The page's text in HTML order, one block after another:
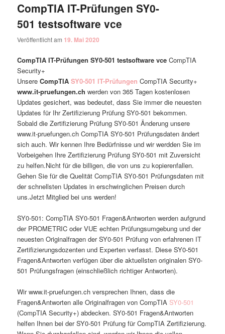
CompTIA IT-Prüfungen SY0-
501 testsoftware vce
Veröffentlicht am 19. Mai 2020
CompTIA IT-Prüfungen SY0-501 testsoftware vce CompTIA
Security+
UnsereCompTIASY0-501 IT-Prüfungen CompTIA Security+
www.it-pruefungen.chwerden von 365 Tagen kostenlosen
Updates gesichert, was bedeutet, dass Sie immer die neuesten
Updates für Ihr Zertifizierung Prüfung SY0-501 bekommen.
Sobald die Zertifizierung Prüfung SY0-501 Änderung unsere
www.it-pruefungen.ch CompTIA SY0-501 Prüfungsdaten ändert
sich auch. Wir kennen Ihre Bedürfnisse und wir werdden Sie im
Vorbeigehen Ihre Zertifizierung Prüfung SY0-501 mit Zuversicht
zu helfen.Nicht für die billigen, die von uns zu kopierenfallen.
Gehen Sie für die Quelität CompTIA SY0-501 Prüfungsdaten mit
der schnellsten Updates in erschwinglichen Preisen durch
uns.Jetzt Mitglied bei uns werden!
SY0-501: CompTIA SY0-501 Fragen&Antworten werden aufgrund
der PROMETRIC oder VUE echten Prüfungsumgebung und der
neuesten Originalfragen der SY0-501 Prüfung von erfahrenen IT
Zertifizierungsdozenten und Experten verfasst. Diese SY0-501
Fragen&Antworten verfügen über die aktuellsten originalen SY0-
501 Prüfungsfragen (einschließlich richtiger Antworten).
Wir www.it-pruefungen.ch versprechen Ihnen, dass die
Fragen&Antworten alle Originalfragen von CompTIA SY0-501
(CompTIA Security+) abdecken. SY0-501 Fragen&Antworten
helfen Ihnen bei der SY0-501 Prüfung für CompTIA Zertifizierung.